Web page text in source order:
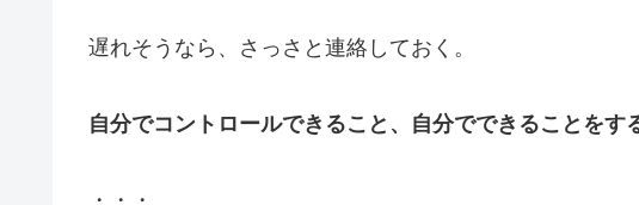
遅れそうなら、さっさと連絡しておく。
自分でコントロールできること、自分でできることをす